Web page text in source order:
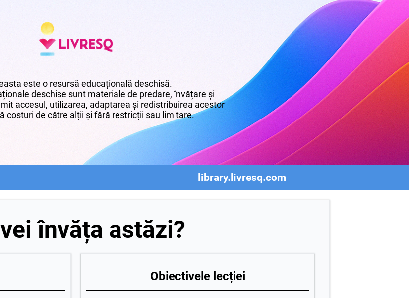
este o resursă educațională deschisă.
deschise sunt materiale de predare, învățare și
accesul, utilizarea, adaptarea și redistribuirea acestor
costuri de către alții și fără restricții sau limitare.
library.livresq.com
învăța astăzi?
Obiectivele lecției